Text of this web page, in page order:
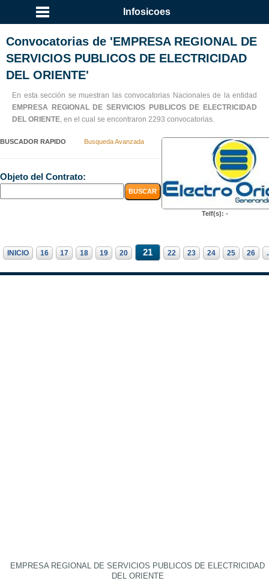
Infosicoes
Convocatorias de 'EMPRESA REGIONAL DE
SERVICIOS PUBLICOS DE ELECTRICIDAD
DEL ORIENTE'
En esta sección se muestran las convocatorias Nacionales de la entidad
EMPRESA REGIONAL DE SERVICIOS PUBLICOS DE ELECTRICIDAD
DEL ORIENTE, en el cual se encontraron 2293 convocatorias.
BUSCADOR RAPIDO Busqueda Avanzada
Objeto del Contrato:
Telf(s): -
INICIO 16 17 18 19 20 21 22 23 24 25 26
EMPRESA REGIONAL DE SERVICIOS PUBLICOS DE ELECTRICIDAD
DEL ORIENTE